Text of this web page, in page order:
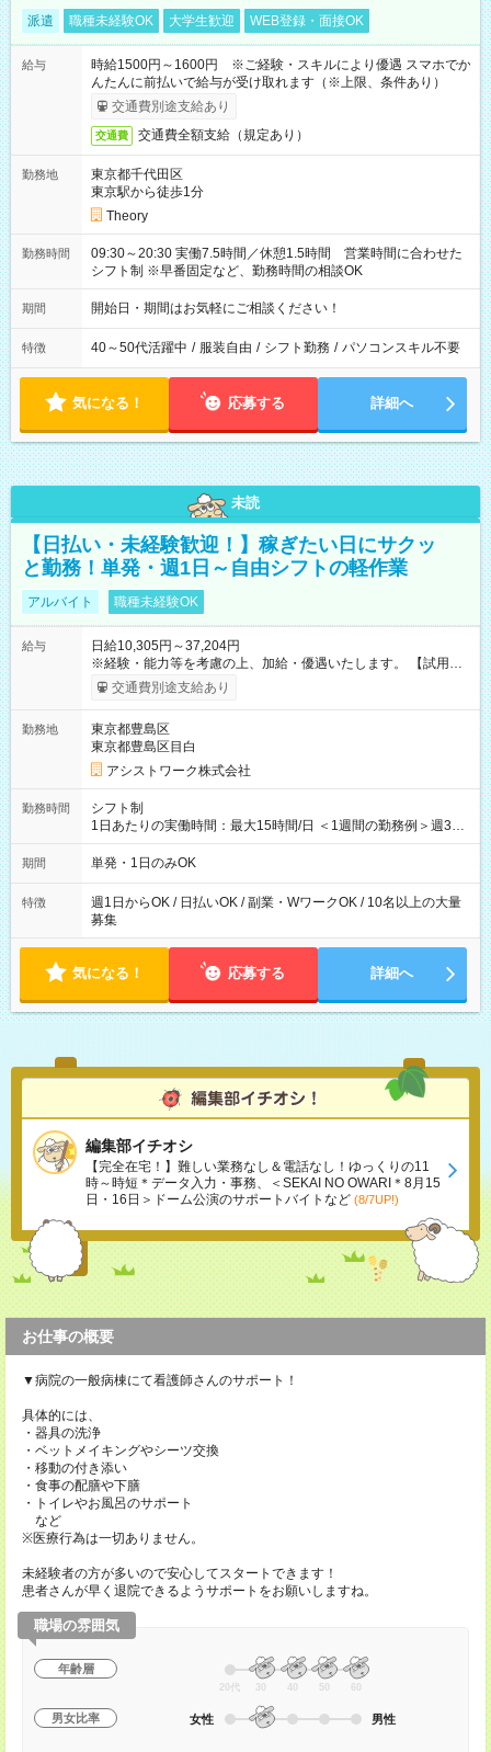
派遣 職種未経験OK 大学生歓迎 WEB登録・面接OK
給与
時給1500円～1600円 ※ご経験・スキルにより優遇 スマホでか
んたんに前払いで給与が受け取れます（※上限、条件あり）
交通費別途支給あり
交通費 交通費全額支給（規定あり）
勤務地
東京都千代田区
東京駅から徒歩1分
Theory
勤務時間
09:30～20:30 実働7.5時間／休憩1.5時間 営業時間に合わせた
シフト制 ※早番固定など、勤務時間の相談OK
期間 開始日・期間はお気軽にご相談ください！
特徴 40～50代活躍中 / 服装自由 / シフト勤務 / パソコンスキル不要
気になる！ 応募する 詳細へ
未読
【日払い・未経験歓迎！】稼ぎたい日にサクッ
と勤務！単発・週1日～自由シフトの軽作業
アルバイト 職種未経験OK
給与
日給10,305円～37,204円
※経験・能力等を考慮の上、加給・優遇いたします。 【試用期
間】試用期間なし
交通費別途支給あり
勤務地
東京都豊島区
東京都豊島区目白
アシストワーク株式会社
勤務時間
シフト制
1日あたりの実働時間：最大15時間/日 ＜1週間の勤務例＞週3回
勤務 勤務：月・水・金 休み：火・木・土・日 好きな時にお仕事
可能です！ ※1日あたりの最大実働時間は日勤、夜勤共に勤務し
期間 単発・1日のみOK
特徴
週1日からOK / 日払いOK / 副業・WワークOK / 10名以上の大量
募集
気になる！ 応募する 詳細へ
編集部イチオシ
【完全在宅！】難しい業務なし＆電話なし！ゆっくりの11
時～時短＊データ入力・事務、＜SEKAI NO OWARI＊8月15
日・16日＞ドーム公演のサポートバイトなど (8/7UP!)
お仕事の概要
▼病院の一般病棟にて看護師さんのサポート！
具体的には、
・器具の洗浄
・ベットメイキングやシーツ交換
・移動の付き添い
・食事の配膳や下膳
・トイレやお風呂のサポート
など
※医療行為は一切ありません。
未経験者の方が多いので安心してスタートできます！
患者さんが早く退院できるようサポートをお願いしますね。
職場の雰囲気
年齢層
20代 30 40 50 60
男女比率 女性 男性